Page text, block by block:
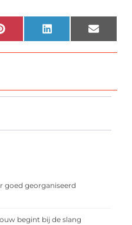
Pinterest LinkedIn Email
goed georganiseerd
begint bij de slang